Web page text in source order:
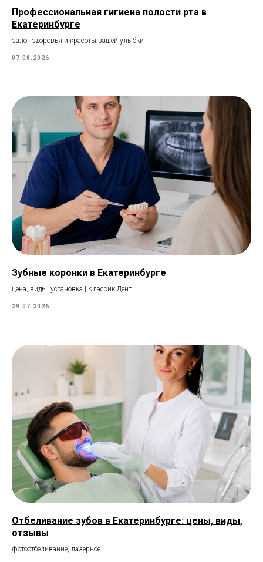
Профессиональная гигиена полости рта в
Екатеринбурге
залог здоровья и красоты вашей улыбки
07.08.2026
Зубные коронки в Екатеринбурге
цена, виды, установка | Классик Дент
29.07.2026
Отбеливание зубов в Екатеринбурге: цены, виды,
отзывы
фотоотбеливание, лазерное